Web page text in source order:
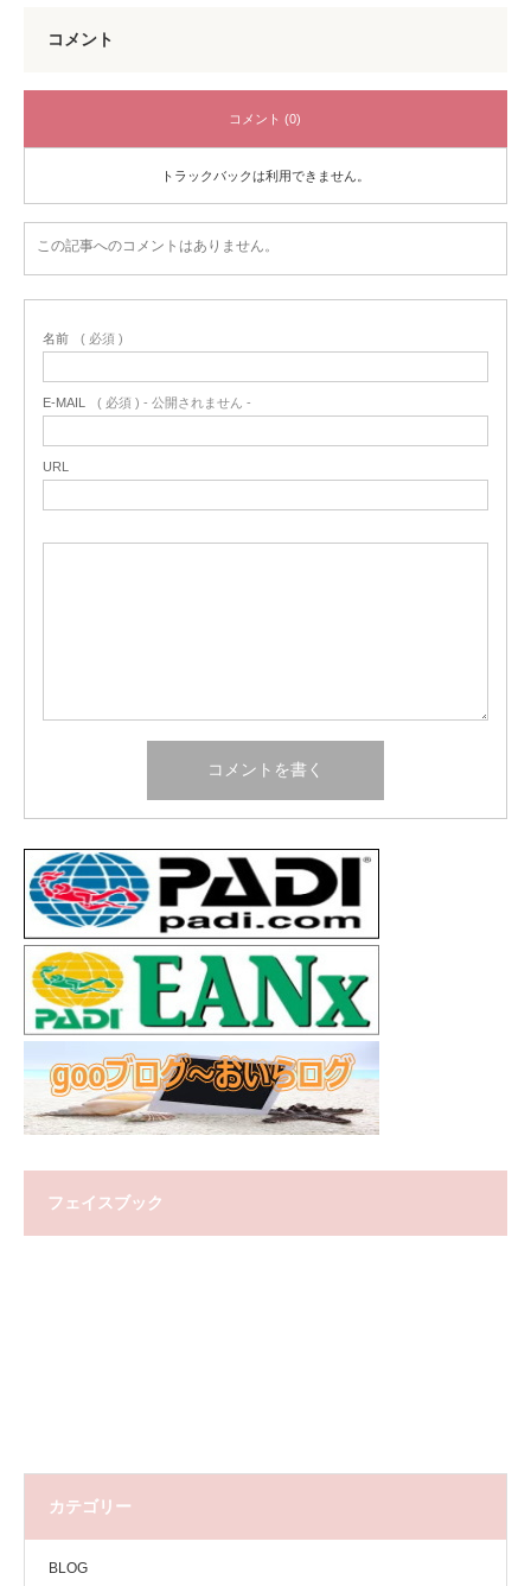
コメント
コメント (0)
トラックバックは利用できません。
この記事へのコメントはありません。
名前 ( 必須 )
E-MAIL ( 必須 ) - 公開されません -
URL
フェイスブック
カテゴリー
BLOG